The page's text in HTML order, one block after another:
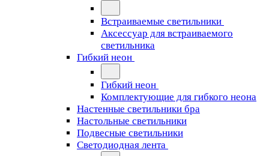
Встраиваемые светильники
Аксессуар для встраиваемого
светильника
Гибкий неон
Гибкий неон
Комплектующие для гибкого неона
Настенные светильники бра
Настольные светильники
Подвесные светильники
Светодиодная лента